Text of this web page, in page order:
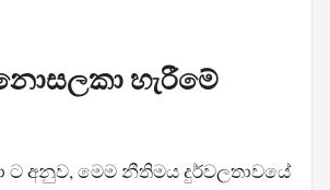
හැරීමේ
අනුව, මෙම නීතිමය දුර්වලතාවයේ